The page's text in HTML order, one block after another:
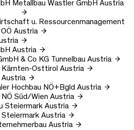
Metallbau Wastler GmbH Austria
u. Ressourcenmanagement
OÖ Austria
Austria
& Co KG Tunnelbau Austria
Osttirol Austria
Austria
Hochbau NÖ+Bgld Austria
Süd/Wien Austria
Steiermark Austria
Austria
Austria